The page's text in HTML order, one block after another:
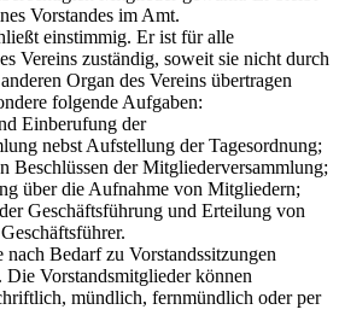
Vorstandes im Amt.
einstimmig. Er ist für alle
Vereins zuständig, soweit sie nicht durch
Organ des Vereins übertragen
folgende Aufgaben:
Einberufung der
nebst Aufstellung der Tagesordnung;
der Mitgliederversammlung;
über die Aufnahme von Mitgliedern;
Geschäftsführung und Erteilung von
nach Bedarf zu Vorstandssitzungen
Die Vorstandsmitglieder können
mündlich, fernmündlich oder per